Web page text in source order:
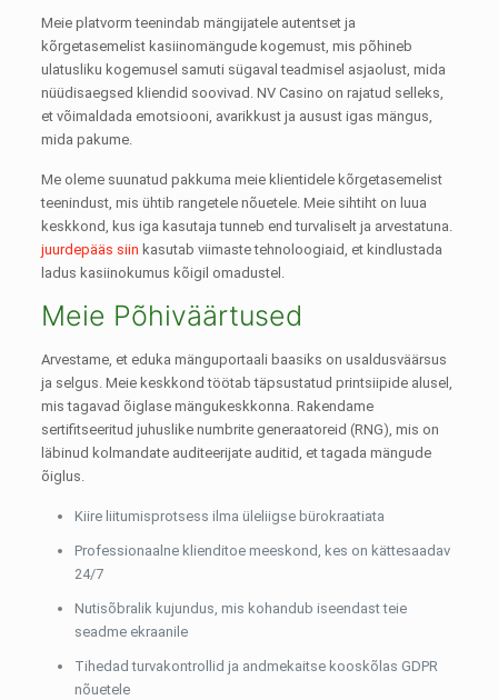
Meie platvorm teenindab mängijatele autentset ja
kõrgetasemelist kasiinomängude kogemust, mis põhineb
ulatusliku kogemusel samuti sügaval teadmisel asjaolust, mida
nüüdisaegsed kliendid soovivad. NV Casino on rajatud selleks,
et võimaldada emotsiooni, avarikkust ja ausust igas mängus,
mida pakume.
Me oleme suunatud pakkuma meie klientidele kõrgetasemelist
teenindust, mis ühtib rangetele nõuetele. Meie sihtiht on luua
keskkond, kus iga kasutaja tunneb end turvaliselt ja arvestatuna.
juurdepääs siin kasutab viimaste tehnoloogiaid, et kindlustada
ladus kasiinokumus kõigil omadustel.
Meie Põhiväärtused
Arvestame, et eduka mänguportaali baasiks on usaldusväärsus
ja selgus. Meie keskkond töötab täpsustatud printsiipide alusel,
mis tagavad õiglase mängukeskkonna. Rakendame
sertifitseeritud juhuslike numbrite generaatoreid (RNG), mis on
läbinud kolmandate auditeerijate auditid, et tagada mängude
õiglus.
Kiire liitumisprotsess ilma üleliigse bürokraatiata
Professionaalne klienditoe meeskond, kes on kättesaadav
24/7
Nutisõbralik kujundus, mis kohandub iseendast teie
seadme ekraanile
Tihedad turvakontrollid ja andmekaitse kooskõlas GDPR
nõuetele